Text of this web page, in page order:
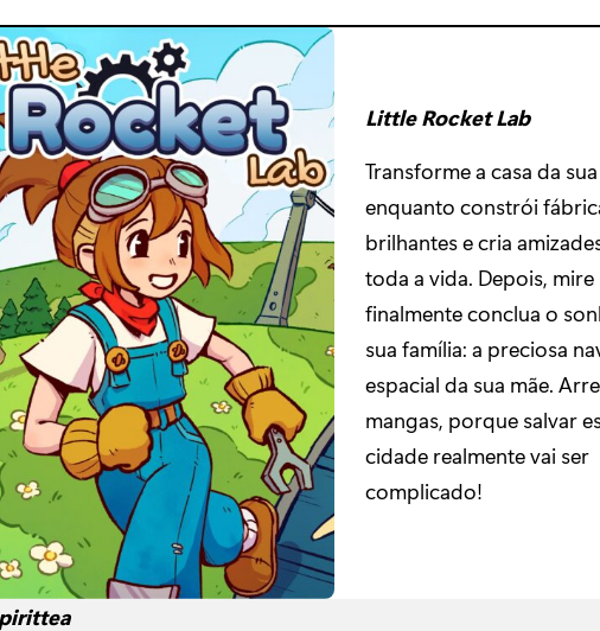
Little Rocket Lab
Transforme a casa da
enquanto constrói
brilhantes e cria
toda a vida. Depois, mire
finalmente conclua o
sua família: a preciosa
espacial da sua mãe.
mangas, porque salvar
cidade realmente vai ser
complicado!